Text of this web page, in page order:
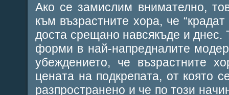
Ако се замислим внимателно,
към възрастните хора, че
доста срещано навсякъде и днес.
форми в най-напредналите
убеждението, че възрастните
цената на подкрепата, от която
разпространено и че по този